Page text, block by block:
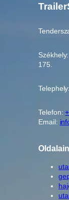
175.
Telefon:
Email: